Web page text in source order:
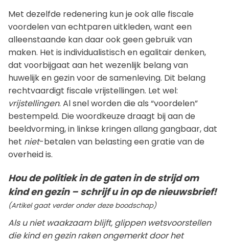
Met dezelfde redenering kun je ook alle fiscale
voordelen van echtparen uitkleden, want een
alleenstaande kan daar ook geen gebruik van
maken. Het is individualistisch en egalitair denken,
dat voorbijgaat aan het wezenlijk belang van
huwelijk en gezin voor de samenleving. Dit belang
rechtvaardigt fiscale vrijstellingen. Let wel:
vrijstellingen. Al snel worden die als “voordelen”
bestempeld. Die woordkeuze draagt bij aan de
beeldvorming, in linkse kringen allang gangbaar, dat
het niet-betalen van belasting een gratie van de
overheid is.
Hou de politiek in de gaten in de strijd om
kind en gezin – schrijf u in op de nieuwsbrief!
(Artikel gaat verder onder deze boodschap)
Als u niet waakzaam blijft, glippen wetsvoorstellen
die kind en gezin raken ongemerkt door het